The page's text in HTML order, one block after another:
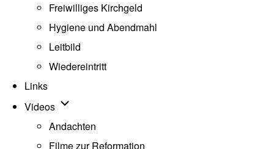
Freiwilliges Kirchgeld
Hygiene und Abendmahl
Leitbild
Wiedereintritt
Links
Videos Unternavigation von Videos
Andachten
Filme zur Reformation